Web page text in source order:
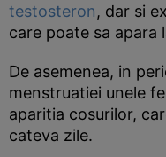
testosteron, dar si
care poate sa apara
De asemenea, in
menstruatiei unele
aparitia cosurilor,
cateva zile.